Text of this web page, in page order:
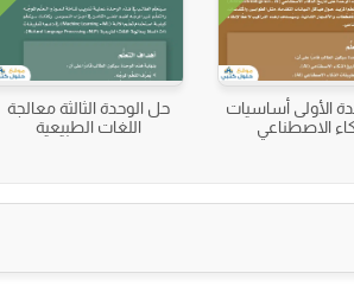
الأولى أساسيات
الاصطناعي
حل الوحدة الثالثة معالجة
اللغات الطبيعية